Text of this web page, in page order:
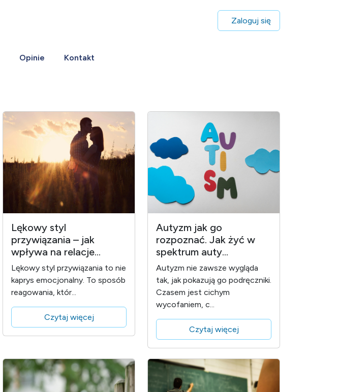
Zaloguj się
Opinie Kontakt
Lękowy styl
przywiązania – jak
wpływa na relacje...
Lękowy styl przywiązania to nie
kaprys emocjonalny. To sposób
reagowania, któr...
Czytaj więcej
Autyzm jak go
rozpoznać. Jak żyć w
spektrum auty...
Autyzm nie zawsze wygląda
tak, jak pokazują go podręczniki.
Czasem jest cichym
wycofaniem, c...
Czytaj więcej